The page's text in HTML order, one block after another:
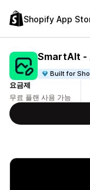
Shopify App
SmartAlt ‑
Built for
요금제
무료 플랜 사용 가능